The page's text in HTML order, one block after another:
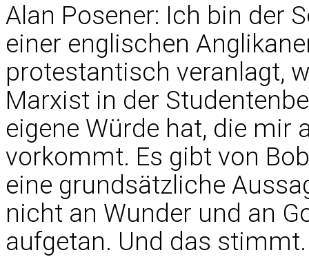
Alan Posener: Ich bin der
einer englischen
protestantisch veranlagt,
Marxist in der
eigene Würde hat, die mir
vorkommt. Es gibt von
eine grundsätzliche
nicht an Wunder und an
aufgetan. Und das stimmt.